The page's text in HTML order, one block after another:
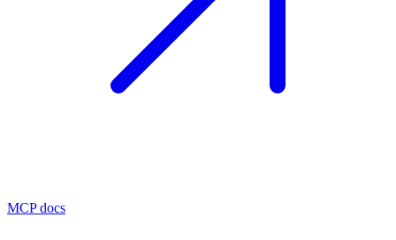
MCP docs